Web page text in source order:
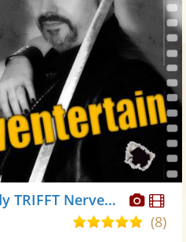
teamTARGET: "Comedy TRIFFT Nervenkitzel"
5,0(8)